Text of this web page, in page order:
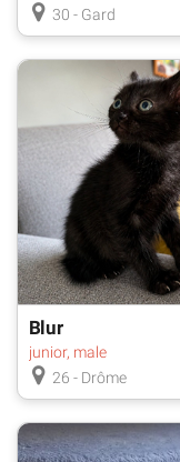
30 - Gard
Blur
junior, male
26 - Drôme